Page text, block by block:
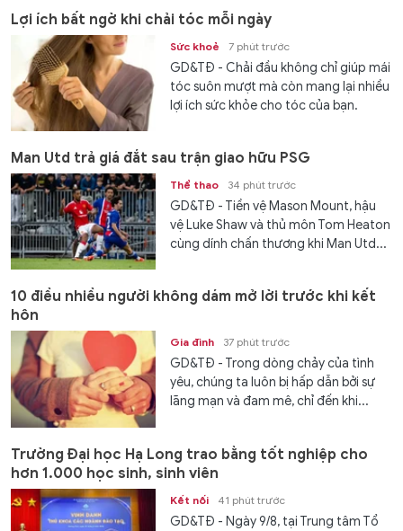
Lợi ích bất ngờ khi chải tóc mỗi ngày
Sức khoẻ 7 phút trước
GD&TĐ - Chải đầu không chỉ giúp mái
tóc suôn mượt mà còn mang lại nhiều
lợi ích sức khỏe cho tóc của bạn.
Man Utd trả giá đắt sau trận giao hữu PSG
Thể thao 34 phút trước
GD&TĐ - Tiền vệ Mason Mount, hậu
vệ Luke Shaw và thủ môn Tom Heaton
cùng dính chấn thương khi Man Utd...
10 điều nhiều người không dám mở lời trước khi kết
hôn
Gia đình 37 phút trước
GD&TĐ - Trong dòng chảy của tình
yêu, chúng ta luôn bị hấp dẫn bởi sự
lãng mạn và đam mê, chỉ đến khi...
Trường Đại học Hạ Long trao bằng tốt nghiệp cho
hơn 1.000 học sinh, sinh viên
Kết nối 41 phút trước
GD&TĐ - Ngày 9/8, tại Trung tâm Tổ